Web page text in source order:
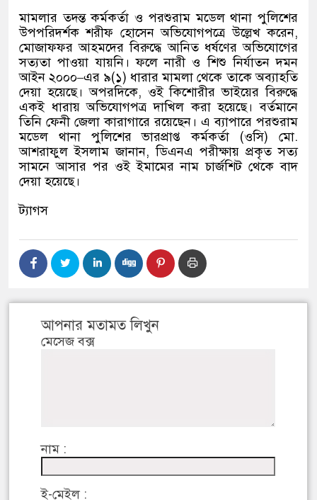
মামলার তদন্ত কর্মকর্তা ও পরশুরাম মডেল থানা পুলিশের
উপপরিদর্শক শরীফ হোসেন অভিযোগপত্রে উল্লেখ করেন,
মোজাফফর আহমদের বিরুদ্ধে আনিত ধর্ষণের অভিযোগের
সত্যতা পাওয়া যায়নি। ফলে নারী ও শিশু নির্যাতন দমন
আইন ২০০০–এর ৯(১) ধারার মামলা থেকে তাকে অব্যাহতি
দেয়া হয়েছে। অপরদিকে, ওই কিশোরীর ভাইয়ের বিরুদ্ধে
একই ধারায় অভিযোগপত্র দাখিল করা হয়েছে। বর্তমানে
তিনি ফেনী জেলা কারাগারে রয়েছেন। এ ব্যাপারে পরশুরাম
মডেল থানা পুলিশের ভারপ্রাপ্ত কর্মকর্তা(ওসি)মো.
আশরাফুল ইসলাম জানান,ডিএনএ পরীক্ষায় প্রকৃত সত্য
সামনে আসার পর ওই ইমামের নাম চার্জশিট থেকে বাদ
দেয়া হয়েছে।
ট্যাগস
আপনার মতামত লিখুন
মেসেজ বক্স
নাম :
ই-মেইল :